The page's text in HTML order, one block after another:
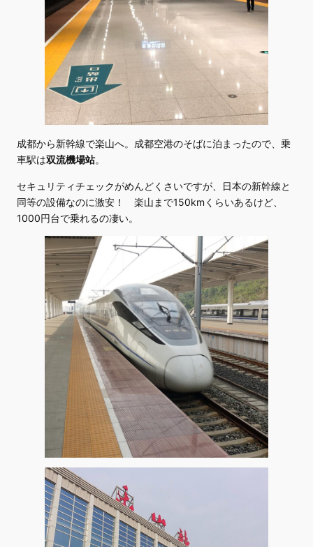
成都から新幹線で楽山へ。成都空港のそばに泊まったので、乗
車駅は双流機場站。
セキュリティチェックがめんどくさいですが、日本の新幹線と
同等の設備なのに激安！ 楽山まで150kmくらいあるけど、
1000円台で乗れるの凄い。